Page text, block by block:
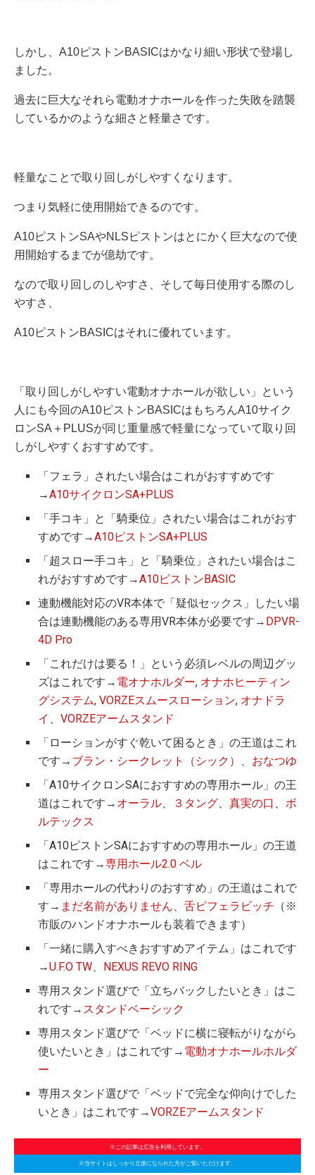
しかし、A10ピストンBASICはかなり細い形状で登場し
ました。
過去に巨大なそれら電動オナホールを作った失敗を踏襲
しているかのような細さと軽量さです。
軽量なことで取り回しがしやすくなります。
つまり気軽に使用開始できるのです。
A10ピストンSAやNLSピストンはとにかく巨大なので使
用開始するまでが億劫です。
なので取り回しのしやすさ、そして毎日使用する際のし
やすさ、
A10ピストンBASICはそれに優れています。
「取り回しがしやすい電動オナホールが欲しい」という
人にも今回のA10ピストンBASICはもちろんA10サイク
ロンSA＋PLUSが同じ重量感で軽量になっていて取り回
しがしやすくおすすめです。
「フェラ」されたい場合はこれがおすすめです
→A10サイクロンSA+PLUS
「手コキ」と「騎乗位」されたい場合はこれがおす
すめです→A10ピストンSA+PLUS
「超スロー手コキ」と「騎乗位」されたい場合はこ
れがおすすめです→A10ピストンBASIC
連動機能対応のVR本体で「疑似セックス」したい場
合は連動機能のある専用VR本体が必要です→ DPVR-
4D Pro
「これだけは要る！」という必須レベルの周辺グッ
ズはこれです→ 電オナホルダー, オナホヒーティン
グシステム,VORZEスムースローション, オナドラ
イ 、VORZEアームスタンド
「ローションがすぐ乾いて困るとき」の王道はこれ
です→ ブラン・シークレット（シック） 、 おなつゆ
「A10サイクロンSAにおすすめの専用ホール」の王
道はこれです→ オーラル、 ３タング、真実の口 、ボ
ルテックス
「A10ピストンSAにおすすめの専用ホール」の王道
はこれです→専用ホール2.0 ベル
「専用ホールの代わりのおすすめ」の王道はこれで
す→ まだ名前がありません、舌ピフェラビッチ （※
市販のハンドオナホールも装着できます）
「一緒に購入すべきおすすめアイテム」はこれです
→U.F.O TW、 NEXUS REVO RING
専用スタンド選びで「立ちバックしたいとき」はこ
れです→ スタンドベーシック
専用スタンド選びで「ベッドに横に寝転がりながら
使いたいとき」はこれです→ 電動オナホールホルダ
ー
専用スタンド選びで「ベッドで完全な仰向けでした
いとき」はこれです→VORZEアームスタンド
※この記事は広告を利用しています。
※当サイトはしっかり立派になられた方がご覧いただけます。